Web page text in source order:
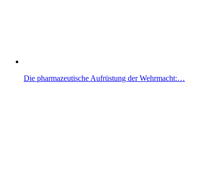
Die pharmazeutische Aufrüstung der Wehrmacht:…